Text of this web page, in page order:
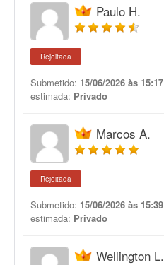
Paulo H.
Rejeitada
Submetido: 15/06/2026 às 15:17
estimada: Privado
Marcos A.
Rejeitada
Submetido: 15/06/2026 às 15:39
estimada: Privado
Wellington L.